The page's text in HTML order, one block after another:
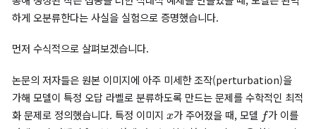
적대적 예제(Adversarial examples)
인 층들로 인해 비국소적 일반화(non-local generalization) 능
갖추고 있습니다.
예시를 들어 설명해 보겠습니다. 자동차를 분류하는 모델에서 똑